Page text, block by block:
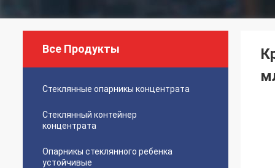
Все Продукты
Стеклянные опарникы концентрата
Стеклянный контейнер
концентрата
Опарникы стеклянного ребенка
устойчивые